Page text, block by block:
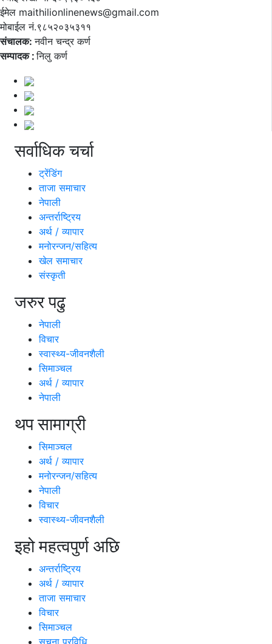
ईमेल maithilionlinenews@gmail.com
मोबाईल नं.९८५२०३५३११
संचालक:नवीन चन्द्र कर्ण
सम्पादक ∶निलु कर्ण
सर्वाधिक चर्चा
ट्रेंडिंग
ताजा समाचार
नेपाली
अन्तर्राष्ट्रिय
अर्थ / व्यापार
मनोरन्जन/सहित्य
खेल समाचार
संस्कृती
जरुर पढु
नेपाली
विचार
स्वास्थ्य-जीवनशैली
सिमाञ्चल
अर्थ / व्यापार
नेपाली
थप सामाग्री
सिमाञ्चल
अर्थ / व्यापार
मनोरन्जन/सहित्य
नेपाली
विचार
स्वास्थ्य-जीवनशैली
इहो महत्वपुर्ण अछि
अन्तर्राष्ट्रिय
अर्थ / व्यापार
ताजा समाचार
विचार
सिमाञ्चल